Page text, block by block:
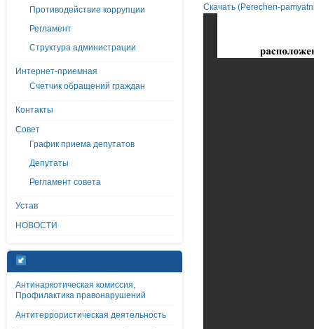
Противодействие коррупции
Регламент
Структура администрации
Интернет-приемная
Счетчик обращений граждан
Контакты
Совет
График приема депутатов
Депутаты
Регламент совета
Устав
НОВОСТИ
Антинаркотическая комиссия,
Профилактика правонарушений
Антитеррористическая деятельность
Скачать (Perechen-